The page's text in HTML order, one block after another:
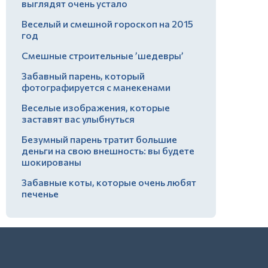
выглядят очень устало
Веселый и смешной гороскоп на 2015
год
Смешные строительные ’шедевры’
Забавный парень, который
фотографируется с манекенами
Веселые изображения, которые
заставят вас улыбнуться
Безумный парень тратит большие
деньги на свою внешность: вы будете
шокированы
Забавные коты, которые очень любят
печенье